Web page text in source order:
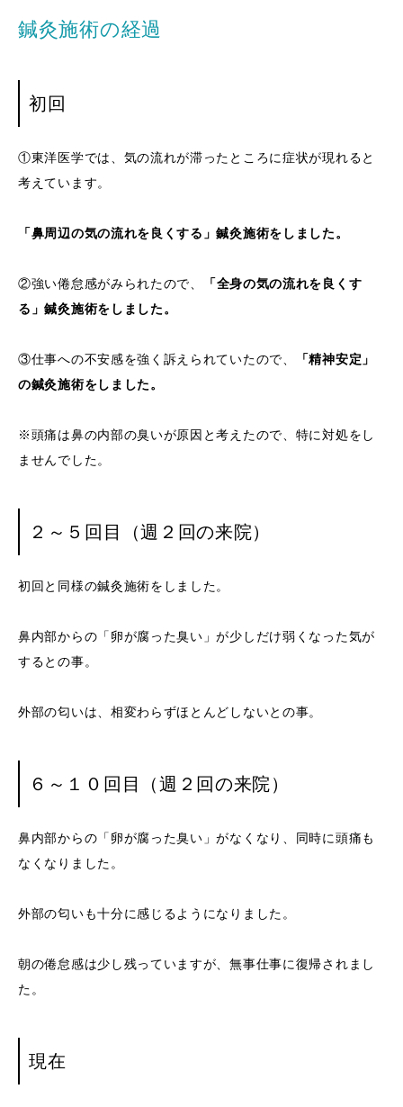
鍼灸施術の経過
初回
①東洋医学では、気の流れが滞ったところに症状が現れると
考えています。
「鼻周辺の気の流れを良くする」鍼灸施術をしました。
②強い倦怠感がみられたので、
「全身の気の流れを良くす
る」鍼灸施術をしました。
③仕事への不安感を強く訴えられていたので、
「精神安定」
の鍼灸施術をしました。
※頭痛は鼻の内部の臭いが原因と考えたので、特に対処をし
ませんでした。
２～５回目（週２回の来院）
初回と同様の鍼灸施術をしました。
鼻内部からの「卵が腐った臭い」が少しだけ弱くなった気が
するとの事。
外部の匂いは、相変わらずほとんどしないとの事。
６～１０回目（週２回の来院）
鼻内部からの「卵が腐った臭い」がなくなり、同時に頭痛も
なくなりました。
外部の匂いも十分に感じるようになりました。
朝の倦怠感は少し残っていますが、無事仕事に復帰されまし
た。
現在